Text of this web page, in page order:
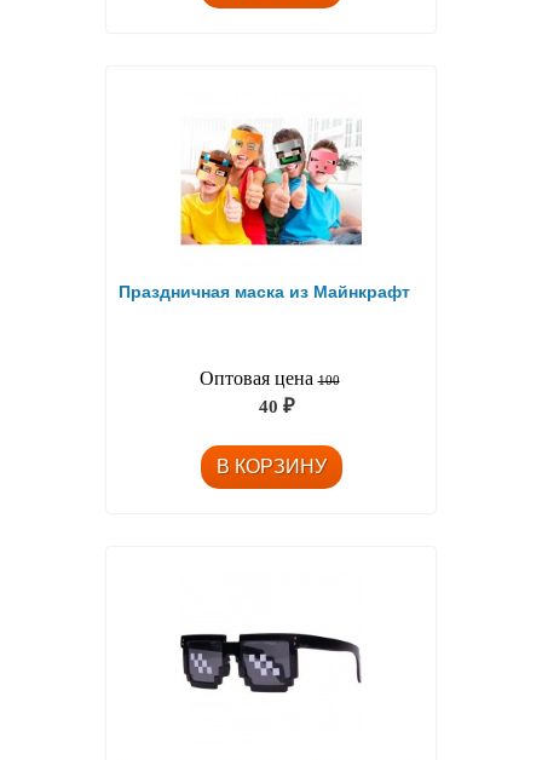
Праздничная маска из Майнкрафт
Оптовая цена 100
40 ₽